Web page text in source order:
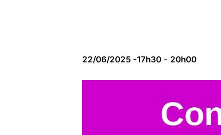
22/06/2025 -17h30 - 20h00